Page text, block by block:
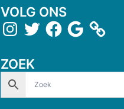
VOLG ONS
ZOEK